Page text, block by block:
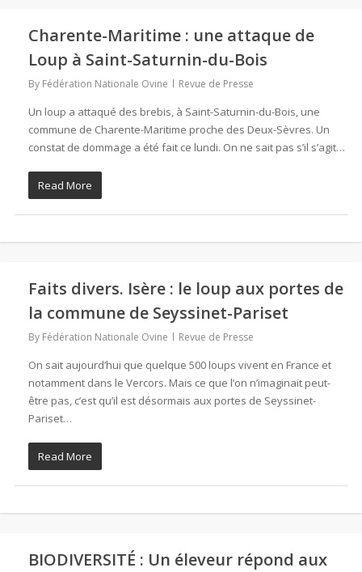
Charente-Maritime : une attaque de
Loup à Saint-Saturnin-du-Bois
By Fédération Nationale Ovine Revue de Presse
Un loup a attaqué des brebis, à Saint-Saturnin-du-Bois, une
commune de Charente-Maritime proche des Deux-Sèvres. Un
constat de dommage a été fait ce lundi. On ne sait pas s’il s’agit…
Read More
Faits divers. Isère : le loup aux portes de
la commune de Seyssinet-Pariset
By Fédération Nationale Ovine Revue de Presse
On sait aujourd’hui que quelque 500 loups vivent en France et
notamment dans le Vercors. Mais ce que l’on n’imaginait peut-
être pas, c’est qu’il est désormais aux portes de Seyssinet-
Pariset…
Read More
BIODIVERSITÉ : Un éleveur répond aux